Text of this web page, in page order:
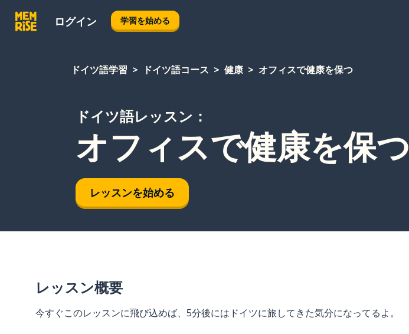
ログイン 学習を始める
ドイツ語学習 ドイツ語コース 健康 オフィスで健康を保つ
ドイツ語レッスン：
オフィスで健康を保つ
レッスンを始める
レッスン概要
今すぐこのレッスンに飛び込めば、5分後にはドイツに旅してきた気分になってるよ。